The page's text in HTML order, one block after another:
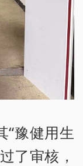
“豫健用生
了审核，